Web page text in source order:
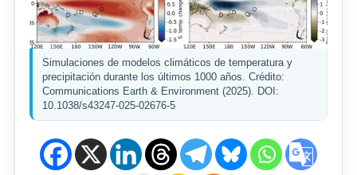
Simulaciones de modelos climáticos de temperatura y
precipitación durante los últimos 1000 años. Crédito:
Communications Earth & Environment (2025). DOI:
10.1038/s43247-025-02676-5